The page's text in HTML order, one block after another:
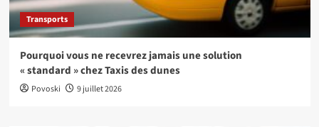
Transports
Pourquoi vous ne recevrez jamais une solution
« standard » chez Taxis des dunes
Povoski 9 juillet 2026